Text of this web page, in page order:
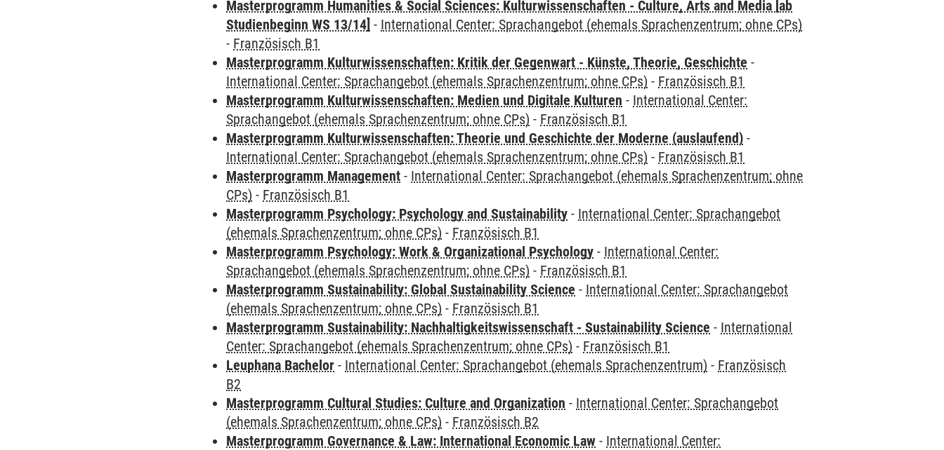
Masterprogramm Humanities & Social Sciences: Kulturwissenschaften - Culture, Arts and Media [ab
Studienbeginn WS 13/14] - International Center: Sprachangebot (ehemals Sprachenzentrum; ohne CPs)
- Französisch B1
Masterprogramm Kulturwissenschaften: Kritik der Gegenwart - Künste, Theorie, Geschichte -
International Center: Sprachangebot (ehemals Sprachenzentrum; ohne CPs) - Französisch B1
Masterprogramm Kulturwissenschaften: Medien und Digitale Kulturen - International Center:
Sprachangebot (ehemals Sprachenzentrum; ohne CPs) - Französisch B1
Masterprogramm Kulturwissenschaften: Theorie und Geschichte der Moderne (auslaufend) -
International Center: Sprachangebot (ehemals Sprachenzentrum; ohne CPs) - Französisch B1
Masterprogramm Management - International Center: Sprachangebot (ehemals Sprachenzentrum; ohne
CPs) - Französisch B1
Masterprogramm Psychology: Psychology and Sustainability - International Center: Sprachangebot
(ehemals Sprachenzentrum; ohne CPs) - Französisch B1
Masterprogramm Psychology: Work & Organizational Psychology - International Center:
Sprachangebot (ehemals Sprachenzentrum; ohne CPs) - Französisch B1
Masterprogramm Sustainability: Global Sustainability Science - International Center: Sprachangebot
(ehemals Sprachenzentrum; ohne CPs) - Französisch B1
Masterprogramm Sustainability: Nachhaltigkeitswissenschaft - Sustainability Science - International
Center: Sprachangebot (ehemals Sprachenzentrum; ohne CPs) - Französisch B1
Leuphana Bachelor - International Center: Sprachangebot (ehemals Sprachenzentrum) - Französisch
B2
Masterprogramm Cultural Studies: Culture and Organization - International Center: Sprachangebot
(ehemals Sprachenzentrum; ohne CPs) - Französisch B2
Masterprogramm Governance & Law: International Economic Law - International Center: